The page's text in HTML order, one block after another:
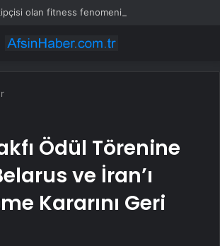
Ödül Törenine
ve İran’ı
Kararını Geri